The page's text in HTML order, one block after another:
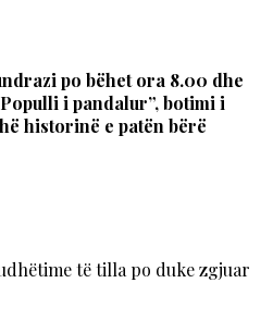
po bëhet ora 8.00 dhe
i pandalur”, botimi i
historinë e patën bërë
të tilla po duke zgjuar